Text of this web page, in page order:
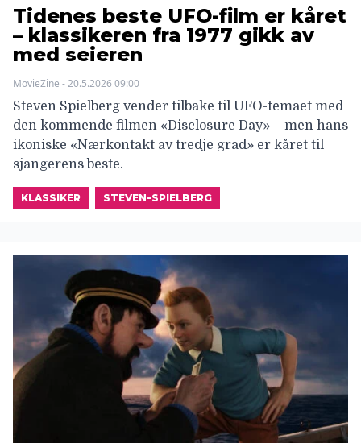
Tidenes beste UFO-film er kåret
– klassikeren fra 1977 gikk av
med seieren
MovieZine - 20.5.2026 09:00
Steven Spielberg vender tilbake til UFO-temaet med
den kommende filmen «Disclosure Day» – men hans
ikoniske «Nærkontakt av tredje grad» er kåret til
sjangerens beste.
KLASSIKER STEVEN-SPIELBERG